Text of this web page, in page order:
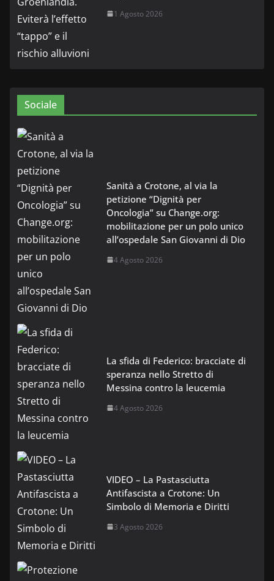
1 Agosto 2026
Sociale
Sanità a Crotone, al via la
petizione “Dignità per
Oncologia” su Change.org:
mobilitazione per un polo unico
all’ospedale San Giovanni di Dio
4 Agosto 2026
La sfida di Federico: bracciate di
speranza nello Stretto di
Messina contro la leucemia
4 Agosto 2026
VIDEO – La Pastasciutta
Antifascista a Crotone: Un
Simbolo di Memoria e Diritti
3 Agosto 2026